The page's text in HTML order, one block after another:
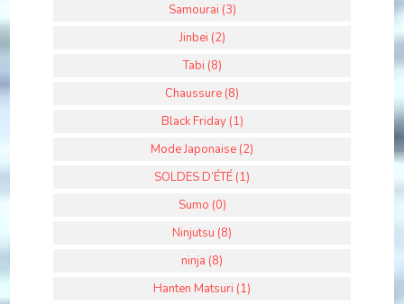
Samourai (3)
Jinbei (2)
Tabi (8)
Chaussure (8)
Black Friday (1)
Mode Japonaise (2)
SOLDES D’ÉTÉ (1)
Sumo (0)
Ninjutsu (8)
ninja (8)
Hanten Matsuri (1)